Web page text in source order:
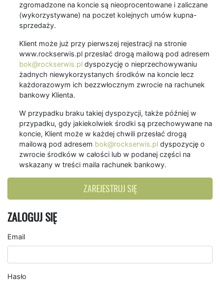
zgromadzone na koncie są nieoprocentowane i zaliczane
(wykorzystywane) na poczet kolejnych umów kupna-
sprzedaży.
Klient może już przy pierwszej rejestracji na stronie
www.rockserwis.pl przesłać drogą mailową pod adresem
bok@rockserwis.pl dyspozycję o nieprzechowywaniu
żadnych niewykorzystanych środków na koncie lecz
każdorazowym ich bezzwłocznym zwrocie na rachunek
bankowy Klienta.
W przypadku braku takiej dyspozycji, także później w
przypadku, gdy jakiekolwiek środki są przechowywane na
koncie, Klient może w każdej chwili przesłać drogą
mailową pod adresem bok@rockserwis.pl dyspozycję o
zwrocie środków w całości lub w podanej części na
wskazany w treści maila rachunek bankowy.
ZAREJESTRUJ SIĘ
ZALOGUJ SIĘ
Email
Hasło